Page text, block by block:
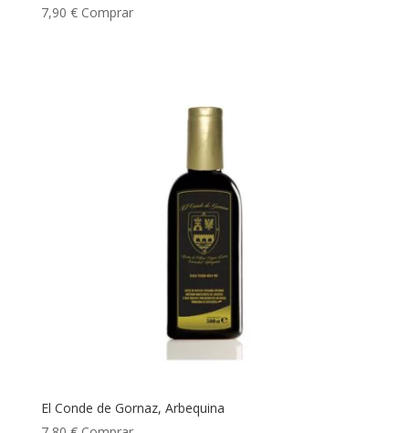
7,90 € Comprar
El Conde de Gornaz, Arbequina